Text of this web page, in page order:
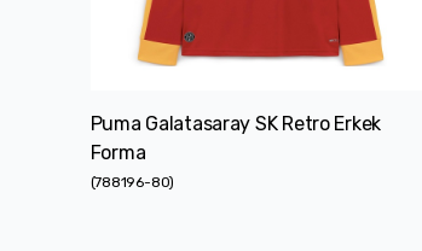
Puma Galatasaray SK Retro Erkek
Forma
(788196-80)